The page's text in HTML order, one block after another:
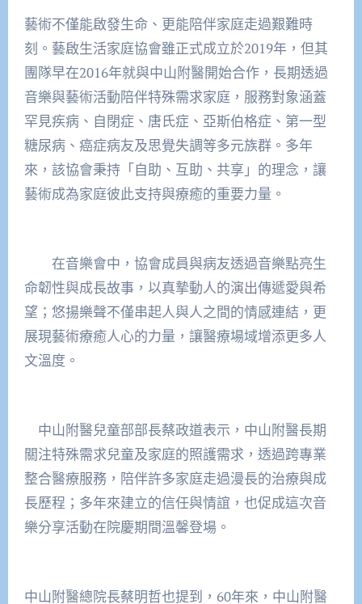
藝術不僅能啟發生命、更能陪伴家庭走過艱難時
刻。藝啟生活家庭協會雖正式成立於2019年，但其
團隊早在2016年就與中山附醫開始合作，長期透過
音樂與藝術活動陪伴特殊需求家庭，服務對象涵蓋
罕見疾病、自閉症、唐氏症、亞斯伯格症、第一型
糖尿病、癌症病友及思覺失調等多元族群。多年
來，該協會秉持「自助、互助、共享」的理念，讓
藝術成為家庭彼此支持與療癒的重要力量。
在音樂會中，協會成員與病友透過音樂點亮生
命韌性與成長故事，以真摯動人的演出傳遞愛與希
望；悠揚樂聲不僅串起人與人之間的情感連結，更
展現藝術療癒人心的力量，讓醫療場域增添更多人
文溫度。
中山附醫兒童部部長蔡政道表示，中山附醫長期
關注特殊需求兒童及家庭的照護需求，透過跨專業
整合醫療服務，陪伴許多家庭走過漫長的治療與成
長歷程；多年來建立的信任與情誼，也促成這次音
樂分享活動在院慶期間溫馨登場。
中山附醫總院長蔡明哲也提到，60年來，中山附醫